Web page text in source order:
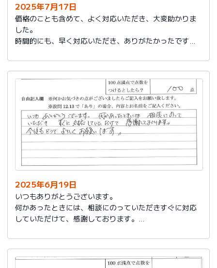
2025年7月17日
価格のことも含めて、よく対応いただき、大変助かりま
した。
時間的にも、早く対応いただき、ありがたかったです。
2025年6月19日
いつもありがとうございます。
何かあったときには、相談にのっていただきすぐに対応
していただけて、感謝しております。